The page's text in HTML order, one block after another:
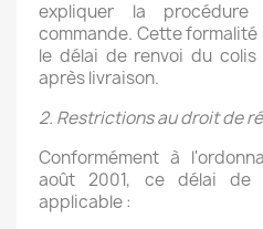
expliquer la
commande. Cette
le délai de renvoi du
après livraison.
2. Restrictions au droit de
Conformément à
août 2001, ce délai de
applicable :